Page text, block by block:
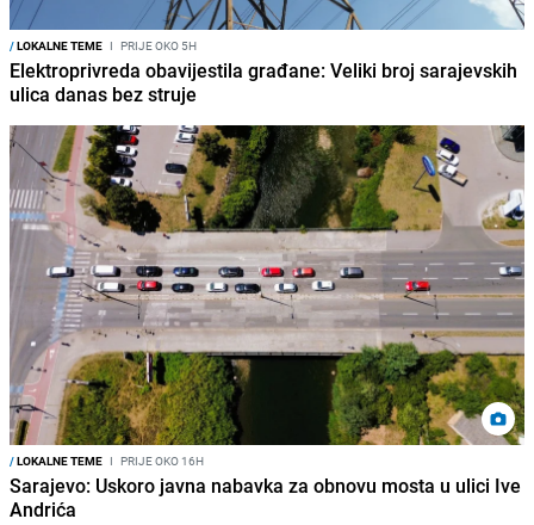
/LOKALNE TEME I PRIJE OKO 5H
Elektroprivreda obavijestila građane: Veliki broj sarajevskih
ulica danas bez struje
/LOKALNE TEME I PRIJE OKO 16H
Sarajevo: Uskoro javna nabavka za obnovu mosta u ulici Ive
Andrića